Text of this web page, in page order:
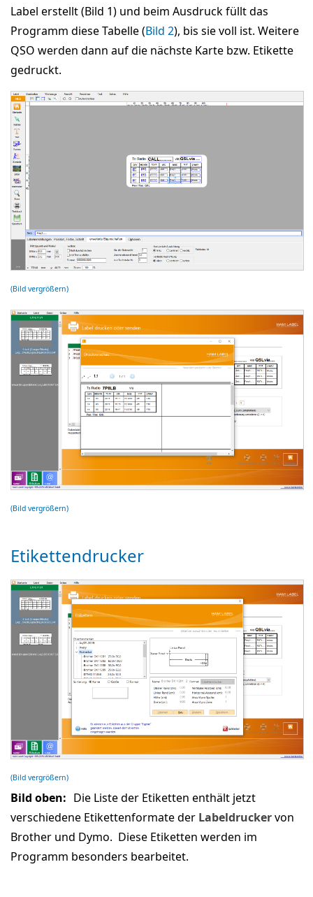
Label erstellt (Bild 1) und beim Ausdruck füllt das
Programm diese Tabelle (Bild 2), bis sie voll ist. Weitere
QSO werden dann auf die nächste Karte bzw. Etikette
gedruckt.
(Bild vergrößern)
(Bild vergrößern)
Etikettendrucker
(Bild vergrößern)
Bild oben: Die Liste der Etiketten enthält jetzt
verschiedene Etikettenformate der Labeldruckervon
Brother und Dymo. Diese Etiketten werden im
Programm besonders bearbeitet.